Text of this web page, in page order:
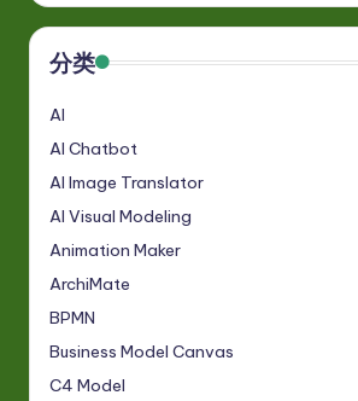
分类
AI
AI Chatbot
AI Image Translator
AI Visual Modeling
Animation Maker
ArchiMate
BPMN
Business Model Canvas
C4 Model